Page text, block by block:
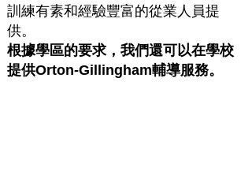
訓練有素和經驗豐富的從業人員提
供。
根據學區的要求， 我們還可以在學校
提供Orton-Gillingham輔導服務。